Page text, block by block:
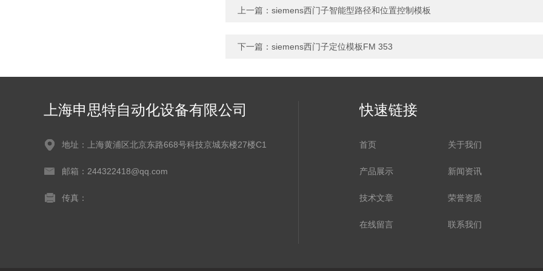
上一篇： siemens西门子智能型路径和位置控制模板
下一篇： siemens西门子定位模板FM 353
上海申思特自动化设备有限公司
地址：上海黄浦区北京东路668号科技京城东楼27楼C1
邮箱：244322418@qq.com
传真：
快速链接
首页 关于我们
产品展示 新闻资讯
技术文章 荣誉资质
在线留言 联系我们